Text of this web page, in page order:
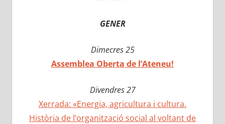
GENER
Dimecres 25
Assemblea Oberta de l’Ateneu!
Divendres 27
Xerrada: «Energia, agricultura i cultura.
Història de l’organització social al voltant de